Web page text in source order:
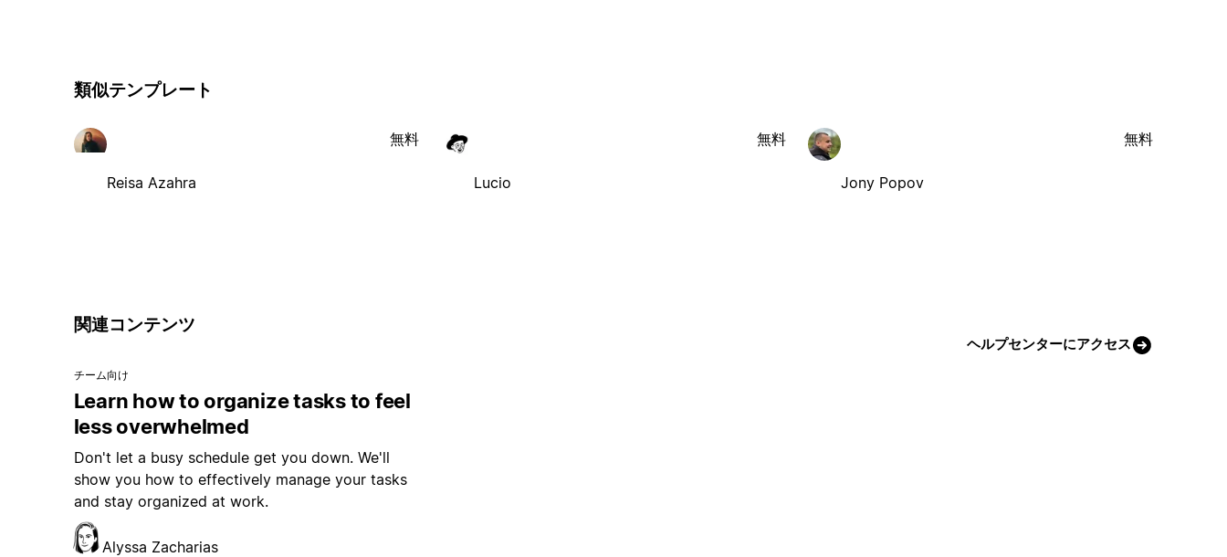
類似テンプレート
Reisa Azahra
無料
Lucio
無料
Jony Popov
無料
関連コンテンツ
ヘルプセンターにアクセス
チーム向け
Learn how to organize tasks to feel
less overwhelmed
Don't let a busy schedule get you down. We'll
show you how to effectively manage your tasks
and stay organized at work.
Alyssa Zacharias